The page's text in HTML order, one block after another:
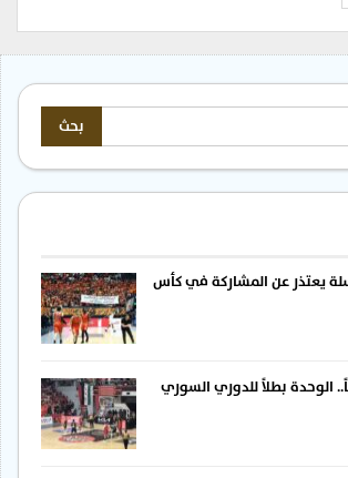
يعتذر عن المشاركة في كأس
الوحدة بطلاً للدوري السوري